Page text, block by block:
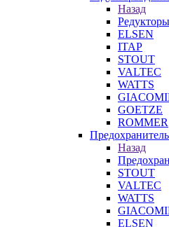
Назад
ELSEN
ITAP
STOUT
VALTEC
WATTS
GOETZE
ROMMER
Назад
STOUT
VALTEC
WATTS
ELSEN